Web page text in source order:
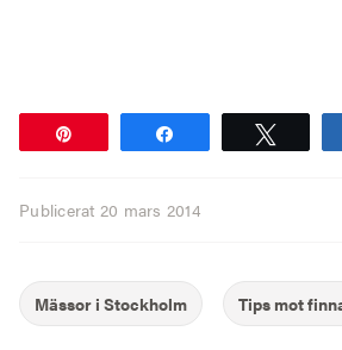
Publicerat 20 mars 2014